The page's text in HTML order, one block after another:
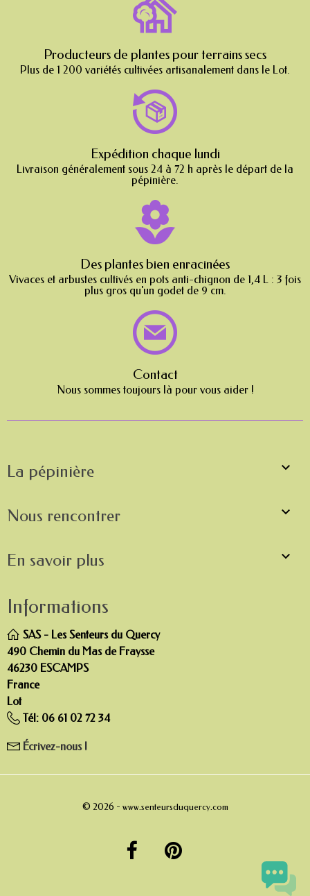
Producteurs de plantes pour terrains secs
Plus de 1 200 variétés cultivées artisanalement dans le Lot.
Expédition chaque lundi
Livraison généralement sous 24 à 72 h après le départ de la
pépinière.
Des plantes bien enracinées
Vivaces et arbustes cultivés en pots anti-chignon de 1,4 L : 3 fois
plus gros qu'un godet de 9 cm.
Contact
Nous sommes toujours là pour vous aider !
La pépinière 
Nous rencontrer 
En savoir plus 
Informations
SAS - Les Senteurs du Quercy
490 Chemin du Mas de Fraysse
46230 ESCAMPS
France
Lot
Tél: 06 61 02 72 34
Écrivez-nous !
© 2026 - www.senteursduquercy.com